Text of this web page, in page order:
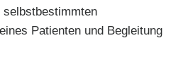
selbstbestimmten
Patienten und Begleitung